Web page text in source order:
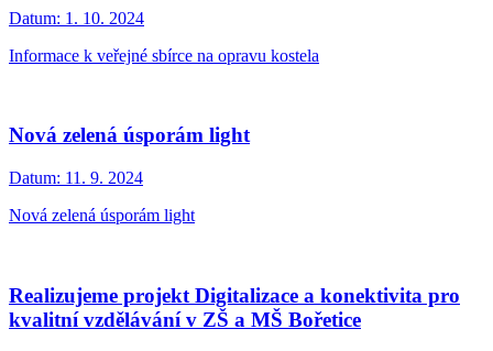
Datum: 1. 10. 2024
Informace k veřejné sbírce na opravu kostela
Nová zelená úsporám light
Datum: 11. 9. 2024
Nová zelená úsporám light
Realizujeme projekt Digitalizace a konektivita pro
kvalitní vzdělávání v ZŠ a MŠ Bořetice